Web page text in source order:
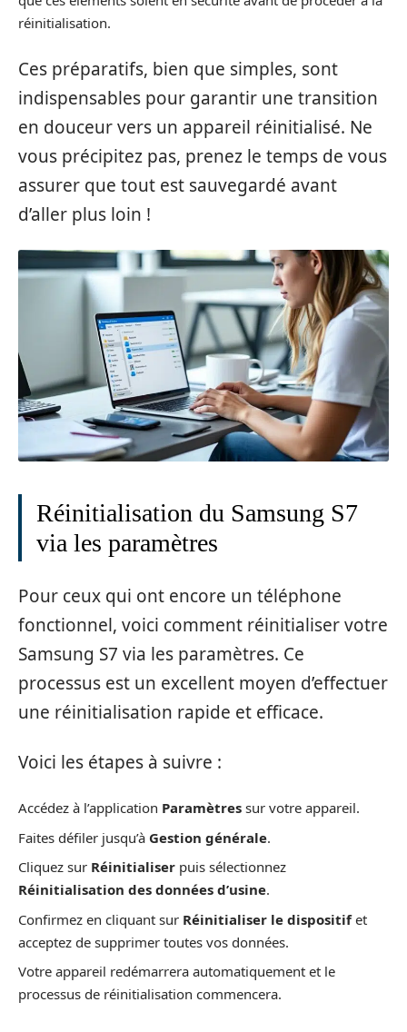
réinitialisation.
Ces préparatifs, bien que simples, sont
indispensables pour garantir une transition
en douceur vers un appareil réinitialisé. Ne
vous précipitez pas, prenez le temps de vous
assurer que tout est sauvegardé avant
d’aller plus loin !
Réinitialisation du Samsung S7
via les paramètres
Pour ceux qui ont encore un téléphone
fonctionnel, voici comment réinitialiser votre
Samsung S7 via les paramètres. Ce
processus est un excellent moyen d’effectuer
une réinitialisation rapide et efficace.
Voici les étapes à suivre :
Accédez à l’application Paramètres sur votre appareil.
Faites défiler jusqu’à Gestion générale.
Cliquez sur Réinitialiser puis sélectionnez
Réinitialisation des données d’usine.
Confirmez en cliquant sur Réinitialiser le dispositifet
acceptez de supprimer toutes vos données.
Votre appareil redémarrera automatiquement et le
processus de réinitialisation commencera.